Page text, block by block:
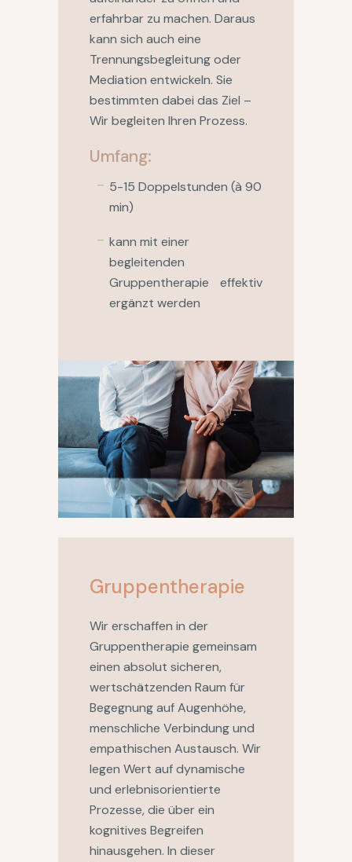
erfahrbar zu machen. Daraus
kann sich auch eine
Trennungsbegleitung oder
Mediation entwickeln. Sie
bestimmten dabei das Ziel –
Wir begleiten Ihren Prozess.
Umfang:
5-15 Doppelstunden (à 90
min)
kann mit einer
begleitenden
Gruppentherapie effektiv
ergänzt werden
Gruppentherapie
Wir erschaffen in der
Gruppentherapie gemeinsam
einen absolut sicheren,
wertschätzenden Raum für
Begegnung auf Augenhöhe,
menschliche Verbindung und
empathischen Austausch. Wir
legen Wert auf dynamische
und erlebnisorientierte
Prozesse, die über ein
kognitives Begreifen
hinausgehen. In dieser